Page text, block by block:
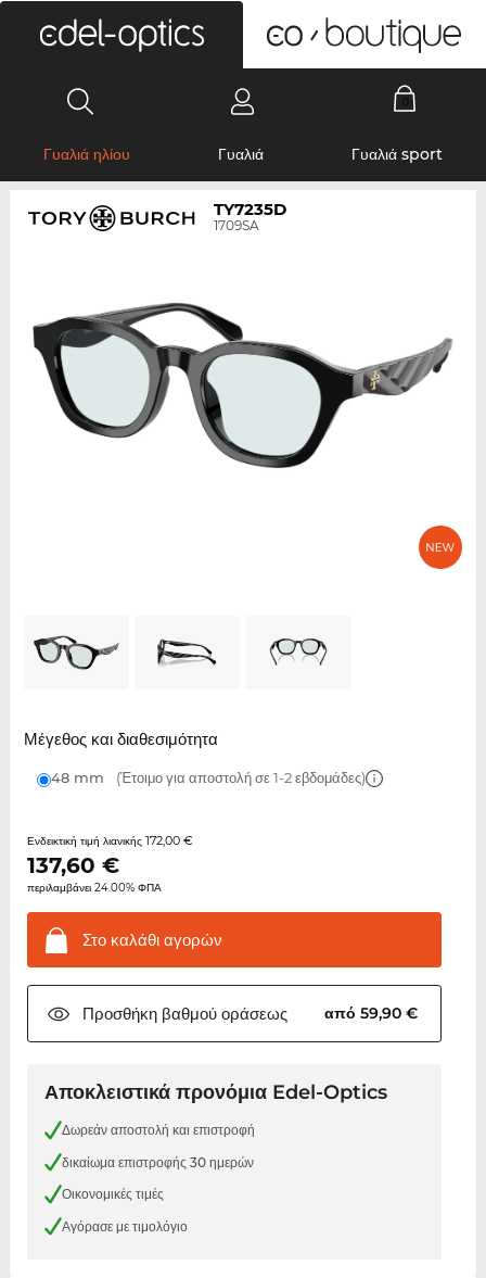
Γυαλιά ηλίου Γυαλιά Γυαλιά sport
TY7235D
1709SA
Μέγεθος και διαθεσιμότητα
48 mm (Έτοιμο για αποστολή σε 1-2 εβδομάδες)
Ενδεικτική τιμή λιανικής 172,00 €
137,60 €
περιλαμβάνει 24.00% ΦΠΑ
Στο καλάθιαγορών
Προσθήκη βαθμούοράσεως από 59,90 €
Αποκλειστικά προνόμια Edel-Optics
Δωρεάν αποστολή και επιστροφή
δικαίωμα επιστροφής 30 ημερών
Οικονομικές τιμές
Αγόρασε με τιμολόγιο